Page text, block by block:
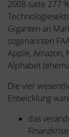
2008 satte 277
Giganten an
sogenannten
Apple, Amazon,
Alphabet
Die vier
Entwicklung
das